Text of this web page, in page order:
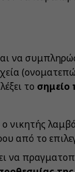
να
το σημείο
νικητής
από το
να